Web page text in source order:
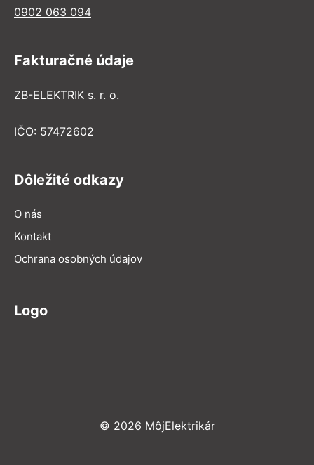
0902 063 094
Fakturačné údaje
ZB-ELEKTRIK s. r. o.
IČO: 57472602
Dôležité odkazy
O nás
Kontakt
Ochrana osobných údajov
Logo
© 2026 MôjElektrikár